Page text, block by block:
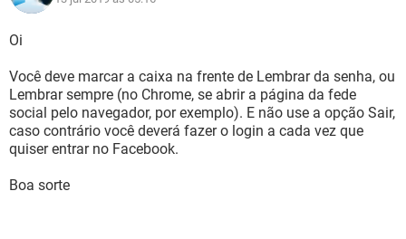
Oi
Você deve marcar a caixa na frente de Lembrar da senha, ou
Lembrar sempre (no Chrome, se abrir a página da fede
social pelo navegador, por exemplo). E não use a opção Sair,
caso contrário você deverá fazer o login a cada vez que
quiser entrar no Facebook.
Boa sorte